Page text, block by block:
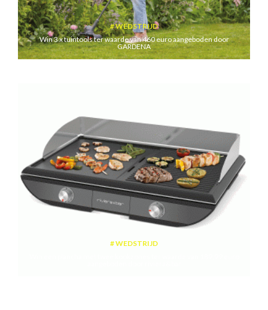
WEDSTRIJD
Win 3 x tuintools ter waarde van 460 euro aangeboden door
GARDENA
WEDSTRIJD